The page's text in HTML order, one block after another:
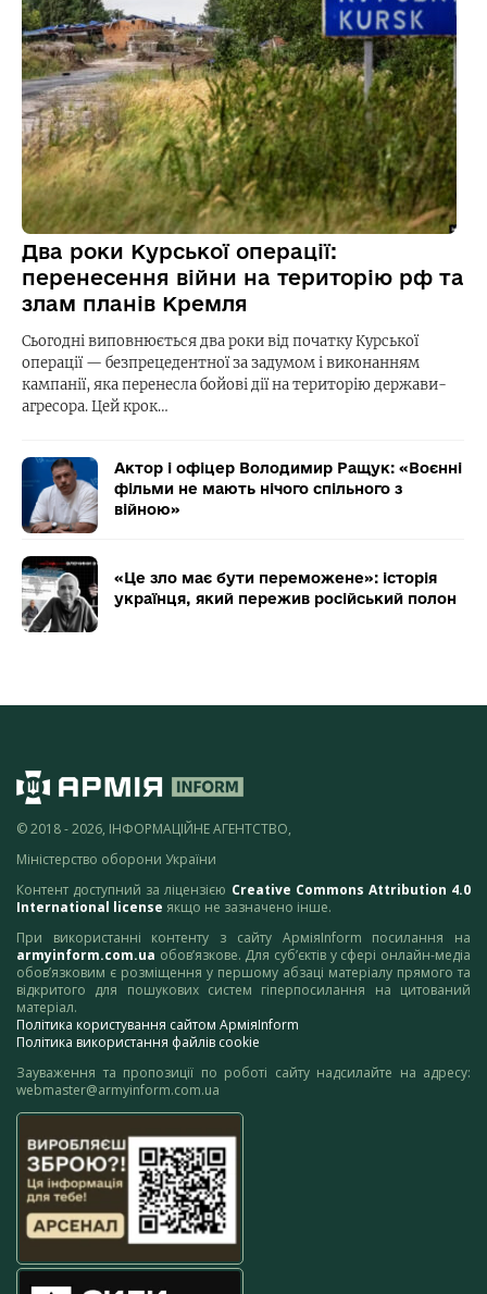
Два роки Курської операції:
перенесення війни на територію рф та
злам планів Кремля
Сьогодні виповнюється два роки від початку Курської
операції — безпрецедентної за задумом і виконанням
кампанії, яка перенесла бойові дії на територію держави-
агресора. Цей крок…
Актор і офіцер Володимир Ращук: «Воєнні
фільми не мають нічого спільного з
війною»
«Це зло має бути переможене»: історія
українця, який пережив російський полон
© 2018 - 2026, ІНФОРМАЦІЙНЕ АГЕНТСТВО,
Міністерство оборони України
Контент доступний за ліцензією Creative Commons Attribution 4.0
International license якщо не зазначено інше.
При використанні контенту з сайту АрміяInform посилання на
armyinform.com.ua обов’язкове. Для суб’єктів у сфері онлайн-медіа
обов’язковим є розміщення у першому абзаці матеріалу прямого та
відкритого для пошукових систем гіперпосилання на цитований
матеріал.
Політика користування сайтом АрміяInform
Політика використання файлів cookie
Зауваження та пропозиції по роботі сайту надсилайте на адресу:
webmaster@armyinform.com.ua